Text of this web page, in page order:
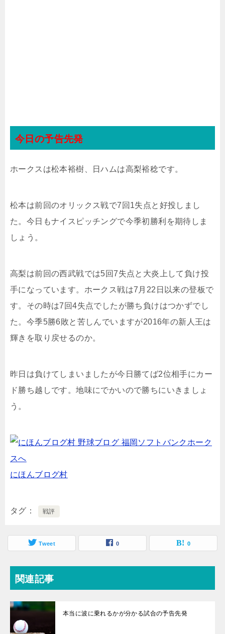
今日の予告先発
ホークスは松本裕樹、日ハムは高梨裕稔です。
松本は前回のオリックス戦で7回1失点と好投しまし
た。今日もナイスピッチングで今季初勝利を期待しま
しょう。
高梨は前回の西武戦では5回7失点と大炎上して負け投
手になっています。ホークス戦は7月22日以来の登板で
す。その時は7回4失点でしたが勝ち負けはつかずでし
た。今季5勝6敗と苦しんでいますが2016年の新人王は
輝きを取り戻せるのか。
昨日は負けてしまいましたが今日勝てば2位相手にカー
ド勝ち越しです。地味にでかいので勝ちにいきましょ
う。
にほんブログ村
タグ 戦評
Tweet 0 0
関連記事
本当に波に乗れるかが分かる試合の予告先発